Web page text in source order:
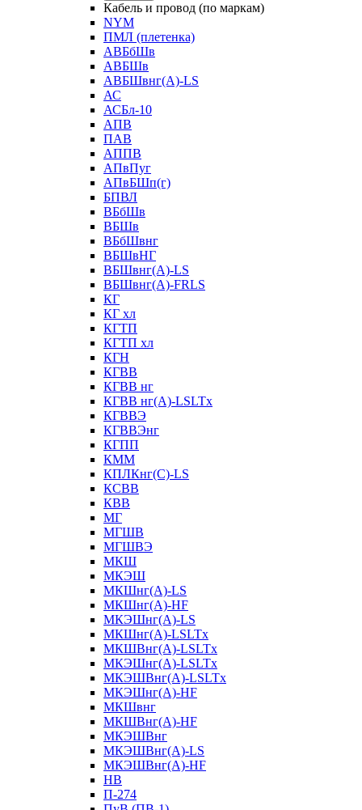
Кабель и провод (по маркам)
NYM
ПМЛ (плетенка)
АВБбШв
АВБШв
АВБШвнг(А)-LS
АС
АСБл-10
АПВ
ПАВ
АППВ
АПвПуг
АПвБШп(г)
БПВЛ
ВБбШв
ВБШв
ВБбШвнг
ВБШвНГ
ВБШвнг(А)-LS
ВБШвнг(А)-FRLS
КГ
КГ хл
КГТП
КГТП хл
КГН
КГВВ
КГВВ нг
КГВВ нг(А)-LSLTx
КГВВЭ
КГВВЭнг
КГПП
КММ
КПЛКнг(C)-LS
КСВВ
КВВ
МГ
МГШВ
МГШВЭ
МКШ
МКЭШ
МКШнг(А)-LS
МКШнг(А)-HF
МКЭШнг(А)-LS
МКШнг(А)-LSLTx
МКШВнг(A)-LSLTx
МКЭШнг(А)-LSLTx
МКЭШВнг(A)-LSLTx
МКЭШнг(А)-HF
МКШвнг
МКШВнг(А)-HF
МКЭШВнг
МКЭШВнг(А)-LS
МКЭШВнг(А)-HF
НВ
П-274